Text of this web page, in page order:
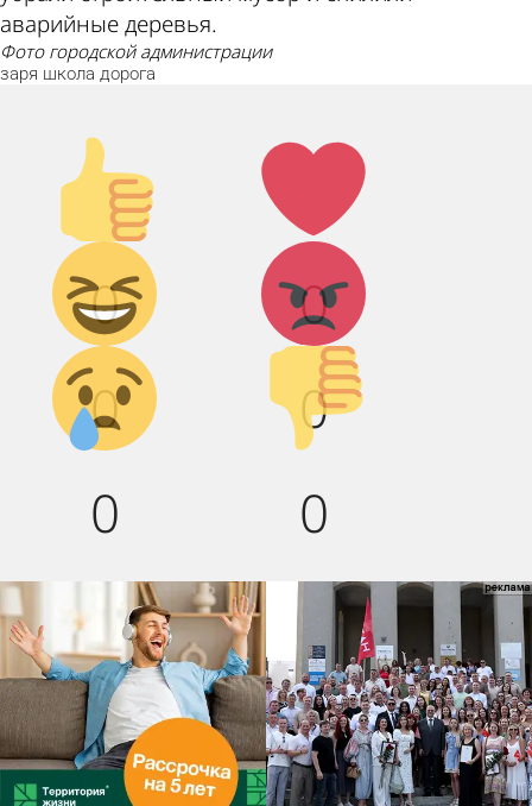
аварийные деревья.
фото городской администрации
заря школа дорога
Палец
вверх!
0
Лайк!
0
Дикий
смех!
0
Агрессия!
0
Грусть :(
0
Палец
вниз!
0